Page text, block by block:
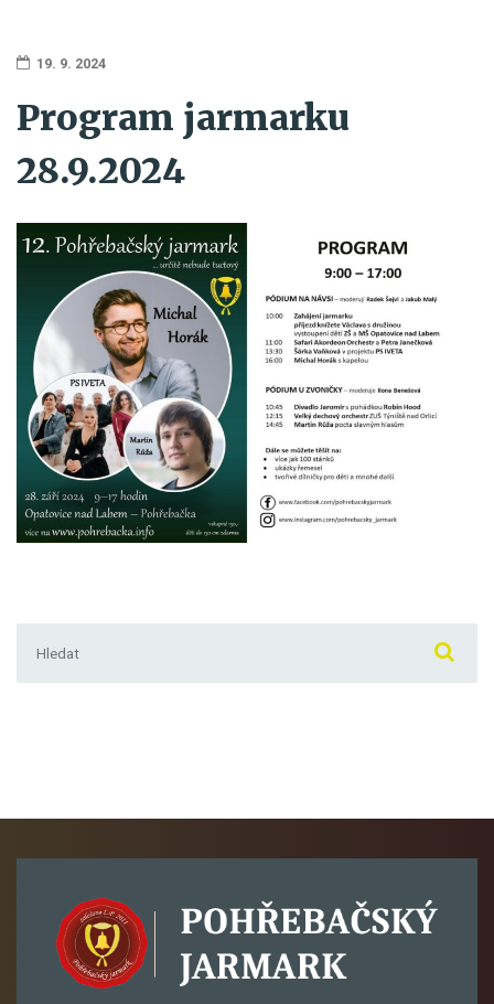
19. 9. 2024
Program jarmarku
28.9.2024